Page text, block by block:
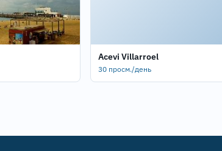
Acevi Villarroel
30 просм./день